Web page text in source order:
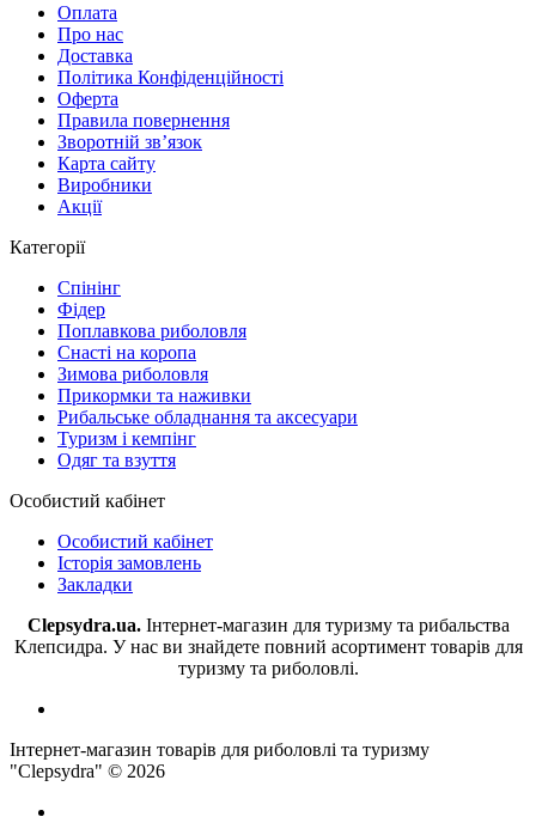
Оплата
Про нас
Доставка
Політика Конфіденційності
Оферта
Правила повернення
Зворотній зв’язок
Карта сайту
Виробники
Акції
Категорії
Спінінг
Фідер
Поплавкова риболовля
Снасті на коропа
Зимова риболовля
Прикормки та наживки
Рибальське обладнання та аксесуари
Туризм і кемпінг
Одяг та взуття
Особистий кабінет
Особистий кабінет
Історія замовлень
Закладки
Clepsydra.ua. Інтернет-магазин для туризму та рибальства
Клепсидра. У нас ви знайдете повний асортимент товарів для
туризму та риболовлі.
Інтернет-магазин товарів для риболовлі та туризму
"Clepsydra" © 2026